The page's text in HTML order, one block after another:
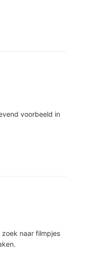
voorbeeld in
naar filmpjes